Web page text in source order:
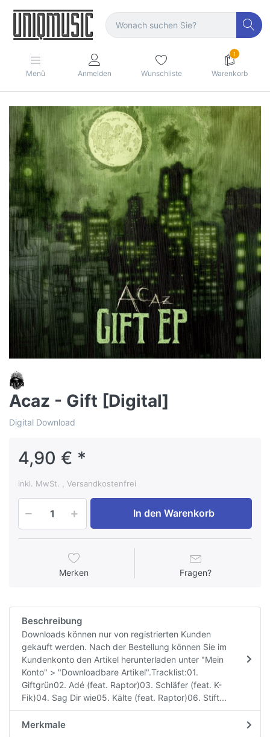
Menü Anmelden Wunschliste
1
Warenkorb
Acaz - Gift [Digital]
Digital Download
4,90 € *
inkl. MwSt. , Versandkostenfrei
In den Warenkorb
Merken Fragen?
Beschreibung
Downloads können nur von registrierten Kunden
gekauft werden. Nach der Bestellung können Sie im
Kundenkonto den Artikel herunterladen unter "Mein
Konto" > "Downloadbare Artikel".Tracklist:01.
Giftgrün02. Adé (feat. Raptor)03. Schläfer (feat. K-
Fik)04. Sag Dir wie05. Kälte (feat. Raptor)06. Stift...
Merkmale